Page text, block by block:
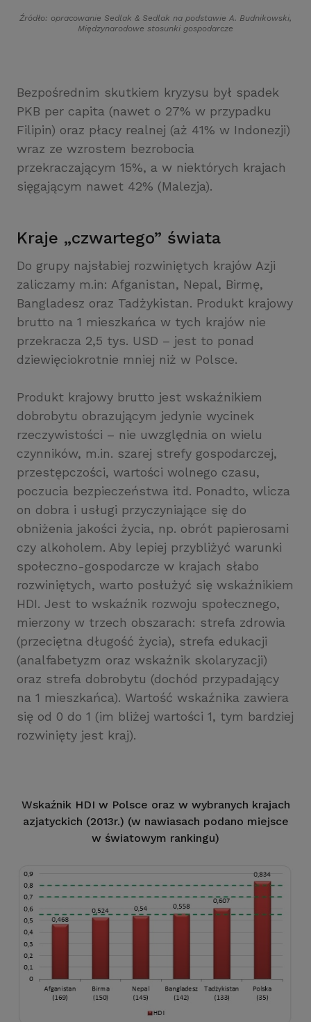
Źródło: opracowanie Sedlak & Sedlak na podstawie A. Budnikowski,
Międzynarodowe stosunki gospodarcze
Bezpośrednim skutkiem kryzysu był spadek
PKB per capita (nawet o 27% w przypadku
Filipin) oraz płacy realnej (aż 41% w Indonezji)
wraz ze wzrostem bezrobocia
przekraczającym 15%, a w niektórych krajach
sięgającym nawet 42% (Malezja).
Kraje „czwartego” świata
Do grupy najsłabiej rozwiniętych krajów Azji
zaliczamy m.in: Afganistan, Nepal, Birmę,
Bangladesz oraz Tadżykistan. Produkt krajowy
brutto na 1 mieszkańca w tych krajów nie
przekracza 2,5 tys. USD – jest to ponad
dziewięciokrotnie mniej niż w Polsce.
Produkt krajowy brutto jest wskaźnikiem
dobrobytu obrazującym jedynie wycinek
rzeczywistości – nie uwzględnia on wielu
czynników, m.in. szarej strefy gospodarczej,
przestępczości, wartości wolnego czasu,
poczucia bezpieczeństwa itd. Ponadto, wlicza
on dobra i usługi przyczyniające się do
obniżenia jakości życia, np. obrót papierosami
czy alkoholem. Aby lepiej przybliżyć warunki
społeczno-gospodarcze w krajach słabo
rozwiniętych, warto posłużyć się wskaźnikiem
HDI. Jest to wskaźnik rozwoju społecznego,
mierzony w trzech obszarach: strefa zdrowia
(przeciętna długość życia), strefa edukacji
(analfabetyzm oraz wskaźnik skolaryzacji)
oraz strefa dobrobytu (dochód przypadający
na 1 mieszkańca). Wartość wskaźnika zawiera
się od 0 do 1 (im bliżej wartości 1, tym bardziej
rozwinięty jest kraj).
Wskaźnik HDI w Polsce oraz w wybranych krajach
azjatyckich (2013r.) (w nawiasach podano miejsce
w światowym rankingu)